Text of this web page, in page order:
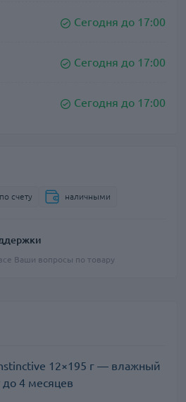
Сегодня до 17:00
Сегодня до 17:00
Сегодня до 17:00
счету наличными
Ваши вопросы по товару
12×195 г — влажный
до 4 месяцев